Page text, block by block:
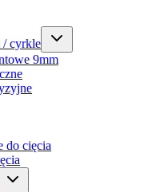
cyrkle
9mm
do cięcia